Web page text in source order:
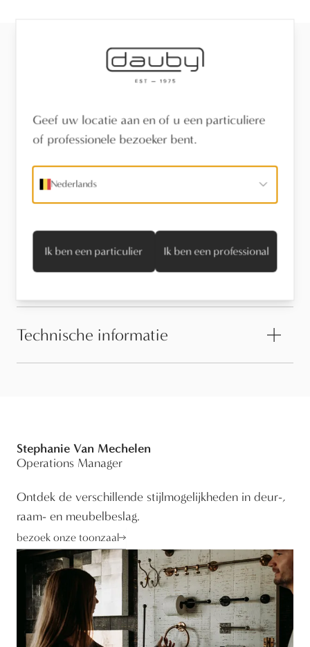
Bekijk de afwerking van dichtbij, laat je adviseren of
Bezoek de toonzaal
Vind een verdeler
Onderhoud
Technische informatie
Stephanie Van Mechelen
Operations Manager
Ontdek de verschillende stijlmogelijkheden in deur-,
raam- en meubelbeslag.
bezoek onze toonzaal
Geef uw locatie aan en of u een particuliere
of professionele bezoeker bent.
Nederlands
Ik ben een particulier Ik ben een professional